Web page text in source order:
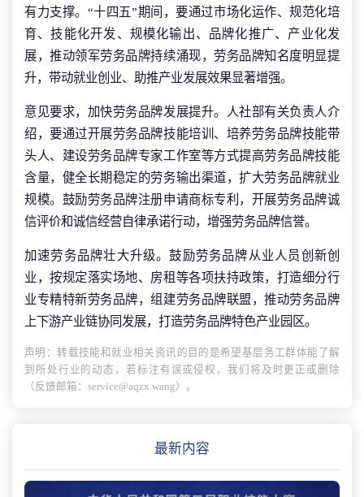
有力支撑。“十四五”期间，要通过市场化运作、规范化培
育、技能化开发、规模化输出、品牌化推广、产业化发
展，推动领军劳务品牌持续涌现，劳务品牌知名度明显提
升，带动就业创业、助推产业发展效果显著增强。
意见要求，加快劳务品牌发展提升。人社部有关负责人介
绍，要通过开展劳务品牌技能培训、培养劳务品牌技能带
头人、建设劳务品牌专家工作室等方式提高劳务品牌技能
含量，健全长期稳定的劳务输出渠道，扩大劳务品牌就业
规模。鼓励劳务品牌注册申请商标专利，开展劳务品牌诚
信评价和诚信经营自律承诺行动，增强劳务品牌信誉。
加速劳务品牌壮大升级。鼓励劳务品牌从业人员创新创
业，按规定落实场地、房租等各项扶持政策，打造细分行
业专精特新劳务品牌，组建劳务品牌联盟，推动劳务品牌
上下游产业链协同发展，打造劳务品牌特色产业园区。
声明：转载技能和就业相关资讯的目的是希望基层务工群体能了解
到所处行业的动态，若标注有误或侵权，我们将及时更正或删除
（反馈邮箱：service@aqzx.wang）。
最新内容